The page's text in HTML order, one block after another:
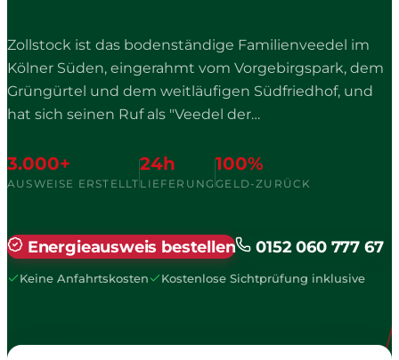
Zollstock ist das bodenständige Familienveedel im
Kölner Süden, eingerahmt vom Vorgebirgspark, dem
Grüngürtel und dem weitläufigen Südfriedhof, und
hat sich seinen Ruf als "Veedel der
oder eine Wohnung besitzt, kennt die Geschichten
aus dem alten "Schutzmannshausen", wie das Viertel
wohnten. Den Namen gab ein ehemaliges Zollhaus
am Bischofsweg, und die Lehmvorkommen machten
3.000+
AUSWEISE ERSTELLT
24h
LIEFERUNG
100%
GELD-ZURÜCK
Energieausweis bestellen 0152 060 777 67
Keine Anfahrtskosten Kostenlose Sichtprüfung inklusive